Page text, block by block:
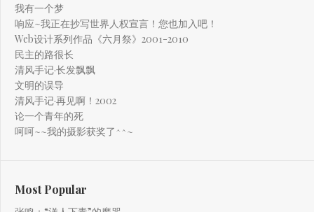
我有一个梦
响应~我正在抄写世界人权宣言！您也加入吧！
Web设计系列作品《六月祭》2001-2010
民主的路很长
清风手记·长发飘飘
文明的误导
清风手记·再见啊！2002
论一个青年的死
呵呵~~我的摄影获奖了^^~
Most Popular